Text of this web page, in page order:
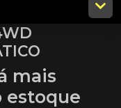
mais
estoque